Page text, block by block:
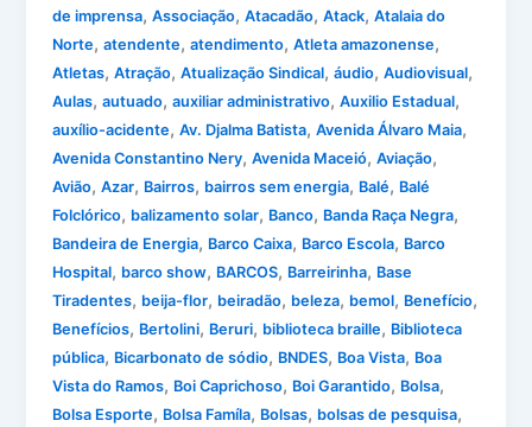
de imprensa,Associação,Atacadão,Atack,Atalaia do
Norte,atendente,atendimento,Atleta amazonense,
Atletas,Atração,Atualização Sindical,áudio,Audiovisual,
Aulas,autuado,auxiliar administrativo,Auxilio Estadual,
auxílio-acidente,Av. Djalma Batista,Avenida Álvaro Maia,
Avenida Constantino Nery,Avenida Maceió,Aviação,
Avião,Azar, Bairros, bairros sem energia, Balé, Balé
Folclórico, balizamento solar, Banco, Banda Raça Negra,
Bandeira de Energia, Barco Caixa, Barco Escola, Barco
Hospital, barco show, BARCOS, Barreirinha, Base
Tiradentes, beija-flor, beiradão, beleza, bemol, Benefício,
Benefícios, Bertolini, Beruri, biblioteca braille, Biblioteca
pública, Bicarbonato de sódio, BNDES, Boa Vista, Boa
Vista do Ramos, Boi Caprichoso, Boi Garantido, Bolsa,
Bolsa Esporte, Bolsa Famíla, Bolsas, bolsas de pesquisa,